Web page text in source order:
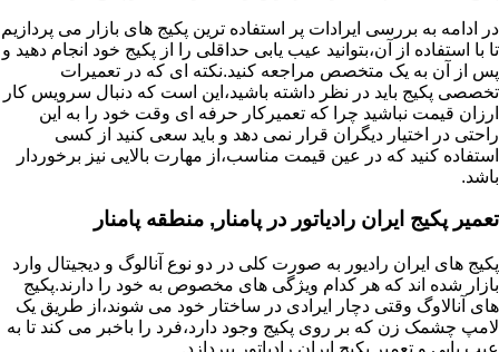
در ادامه به بررسی ایرادات پر استفاده ترین پکیج های بازار می پردازیم
تا با استفاده از آن،بتوانید عیب یابی حداقلی را از پکیج خود انجام دهید و
پس از آن به یک متخصص مراجعه کنید.نکته ای که در تعمیرات
تخصصی پکیج باید در نظر داشته باشید،این است که دنبال سرویس کار
ارزان قیمت نباشید چرا که تعمیرکار حرفه ای وقت خود را به این
راحتی در اختیار دیگران قرار نمی دهد و باید سعی کنید از کسی
استفاده کنید که در عین قیمت مناسب،از مهارت بالایی نیز برخوردار
باشد.
تعمیر پکیج ایران رادیاتور در پامنار, منطقه پامنار
پکیج های ایران رادیور به صورت کلی در دو نوع آنالوگ و دیجیتال وارد
بازار شده اند که هر کدام ویژگی های مخصوص به خود را دارند.پکیج
های آنالاوگ وقتی دچار ایرادی در ساختار خود می شوند،از طریق یک
لامپ چشمک زن که بر روی پکیج وجود دارد،فرد را باخبر می کند تا به